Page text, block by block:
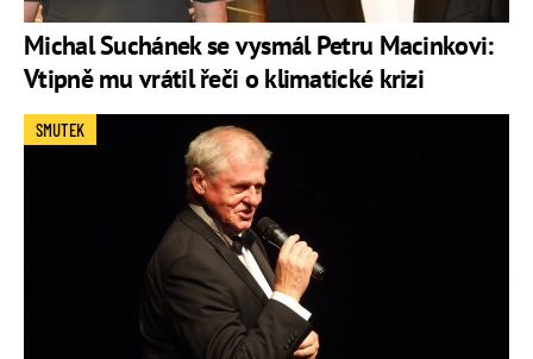
Michal Suchánek se vysmál Petru Macinkovi:
Vtipně mu vrátil řeči o klimatické krizi
SMUTEK